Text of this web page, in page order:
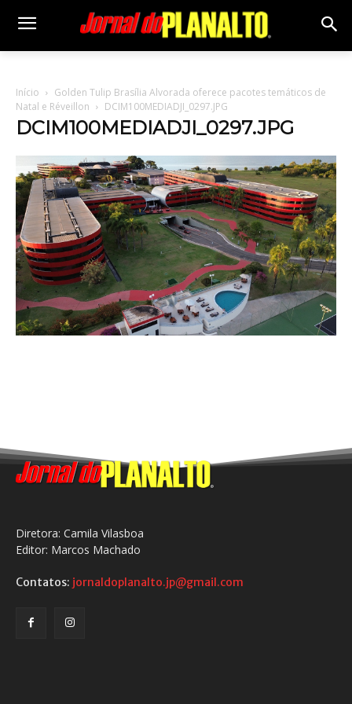
Início
Golden Tulip Brasília Alvorada oferece pacotes temáticos de
Natal e Réveillon
DCIM100MEDIADJI_0297.JPG
DCIM100MEDIADJI_0297.JPG
Diretora: Camila Vilasboa
Editor: Marcos Machado
Contatos: jornaldoplanalto.jp@gmail.com